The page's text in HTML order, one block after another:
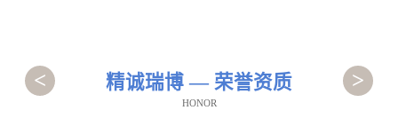
精诚瑞博 — 荣誉资质
HONOR
< >